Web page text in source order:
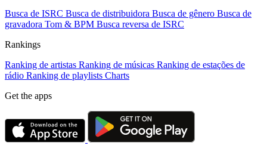
Busca de ISRC Busca de distribuidora Busca de gênero Busca de
gravadora Tom & BPM Busca reversa de ISRC
Rankings
Ranking de artistas Ranking de músicas Ranking de estações de
rádio Ranking de playlists Charts
Get the apps